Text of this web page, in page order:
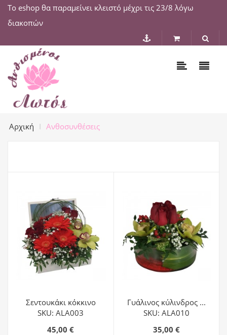
Το eshop θα παραμείνει κλειστό μέχρι τις 23/8 λόγω
διακοπών
Αρχική Ανθοσυνθέσεις
Σεντουκάκι κόκκινο
SKU: ALA003
45,00 €
Γυάλινος κύλινδρος ...
SKU: ALA010
35,00 €